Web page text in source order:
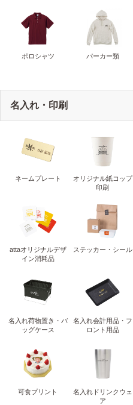
ポロシャツ パーカー類
名入れ・印刷
ネームプレート
オリジナル紙コップ
印刷
attaオリジナルデザ
イン消耗品
ステッカー・シール
名入れ荷物置き・バ
ッグケース
名入れ会計用品・フ
ロント用品
可食プリント
名入れドリンクウェ
ア